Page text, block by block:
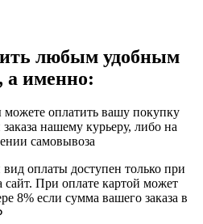
любым удобным
а именно:
оплатить вашу покупку
нашему курьеру, либо на
самовывоза
оплаты доступен только при
сайт. При оплате картой может
8% если сумма вашего заказа в